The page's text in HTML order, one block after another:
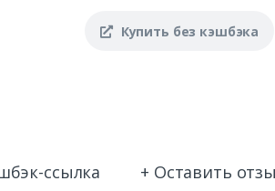
Купить без кэшбэка
ссылка + Оставить